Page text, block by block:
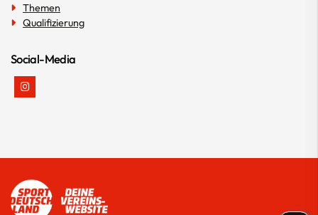
Themen
Qualifizierung
Social-Media